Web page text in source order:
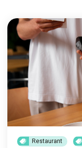
Restaurant